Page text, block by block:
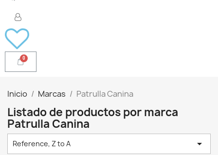
Inicio Marcas Patrulla Canina
Listado de productos por marca
Patrulla Canina
Reference, Z to A 